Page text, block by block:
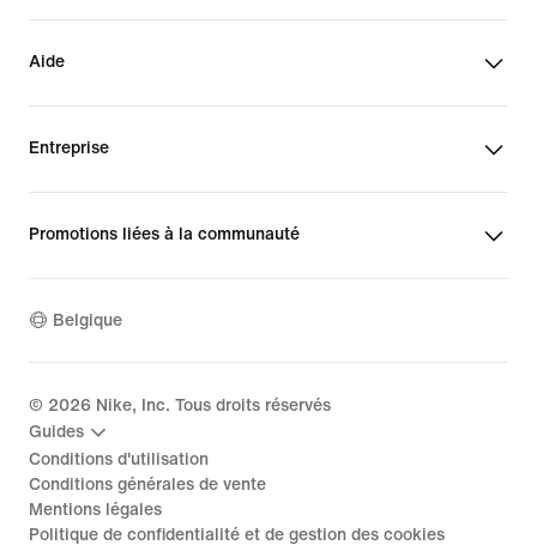
Aide
Entreprise
Promotions liées à la communauté
Belgique
© 2026 Nike, Inc. Tous droits réservés
Guides
Conditions d'utilisation
Conditions générales de vente
Mentions légales
Politique de confidentialité et de gestion des cookies